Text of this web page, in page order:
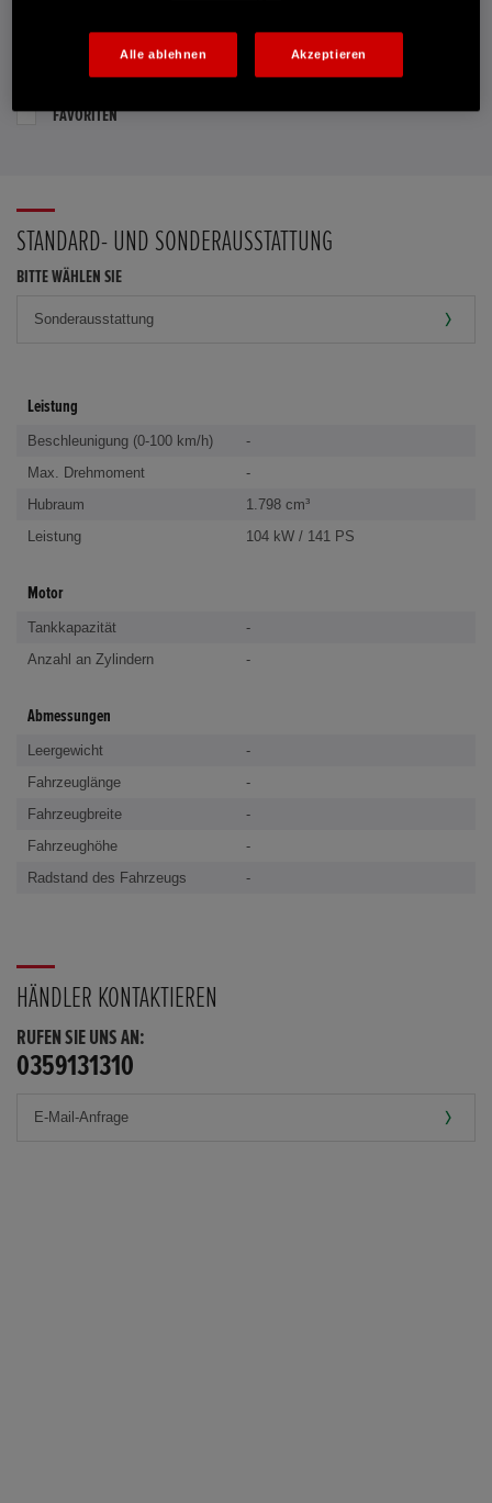
PROBEFAHRT VEREINBAREN
FAVORITEN
STANDARD- UND SONDERAUSSTATTUNG
BITTE WÄHLEN SIE
Leistung
Beschleunigung (0-100 km/h)
-
Max. Drehmoment
-
Hubraum
1.798 cm³
Leistung
104 kW / 141 PS
Motor
Tankkapazität
-
Anzahl an Zylindern
-
Abmessungen
Leergewicht
-
Fahrzeuglänge
-
Fahrzeugbreite
-
Fahrzeughöhe
-
Radstand des Fahrzeugs
-
HÄNDLER KONTAKTIEREN
RUFEN SIE UNS AN:
0359131310
Alle ablehnen Akzeptieren